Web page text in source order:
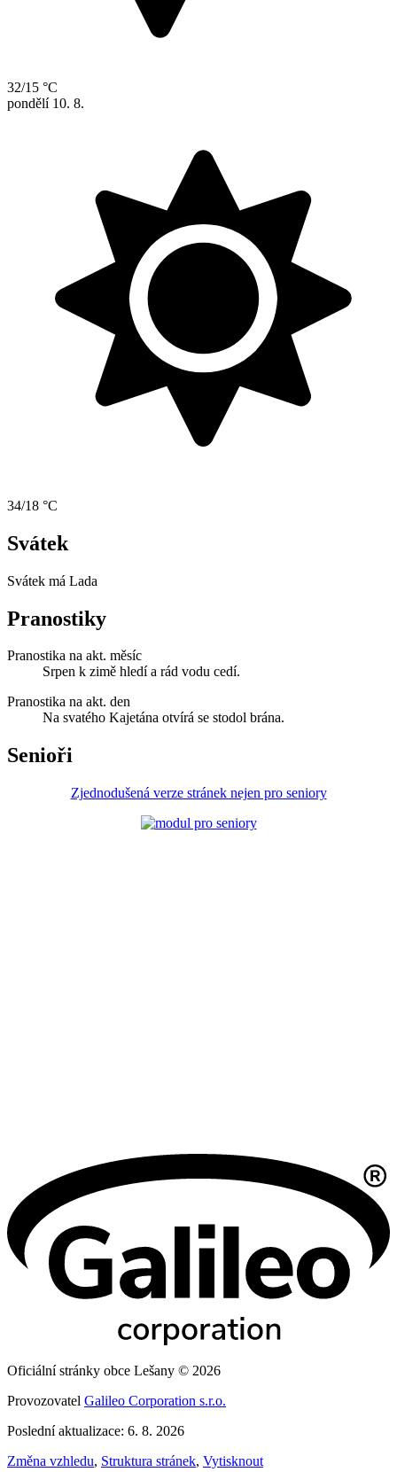
32/15 °C
pondělí 10. 8.
34/18 °C
Svátek
Svátek má Lada
Pranostiky
Pranostika na akt. měsíc
Srpen k zimě hledí a rád vodu cedí.
Pranostika na akt. den
Na svatého Kajetána otvírá se stodol brána.
Senioři
Zjednodušená verze stránek nejen pro seniory
Oficiální stránky obce Lešany © 2026
Provozovatel Galileo Corporation s.r.o.
Poslední aktualizace: 6. 8. 2026
Změna vzhledu, Struktura stránek, Vytisknout